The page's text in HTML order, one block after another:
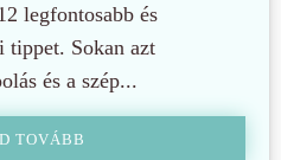
legfontosabb és
tippet. Sokan azt
és a szép...
TOVÁBB